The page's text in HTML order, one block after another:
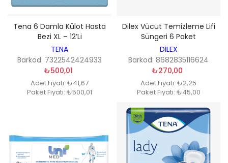
Tena 6 Damla Külot Hasta
Bezi XL – 12’li
TENA
Barkod: 7322542424933
₺500,01
Adet Fiyatı: ₺41,67
Paket Fiyatı: ₺500,01
Dilex Vücut Temizleme Lifi
Süngeri 6 Paket
DİLEX
Barkod: 8682835116624
₺270,00
Adet Fiyatı: ₺2,25
Paket Fiyatı: ₺45,00